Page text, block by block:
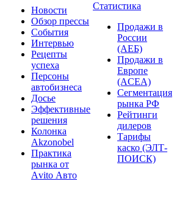
Новости
Обзор прессы
События
Интервью
Рецепты
успеха
Персоны
автобизнеса
Досье
Эффективные
решения
Колонка
Akzonobel
Практика
рынка от
Аvito Авто
Статистика
Продажи в
России
(АЕБ)
Продажи в
Европе
(ACEA)
Сегментация
рынка РФ
Рейтинги
дилеров
Тарифы
каско (ЭЛТ-
ПОИСК)